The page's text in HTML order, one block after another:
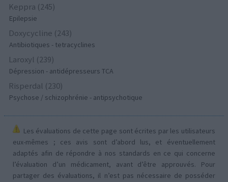
Keppra (245)
Epilepsie
Doxycycline (243)
Antibiotiques - tetracyclines
Laroxyl (239)
Dépression - antidépresseurs TCA
Risperdal (230)
Psychose / schizophrénie - antipsychotique
Les évaluations de cette page sont écrites par les utilisateurs
eux-mêmes ; ces avis sont d’abord lus, et éventuellement
adaptés afin de répondre à nos standards en ce qui concerne
l’évaluation d’un médicament, avant d’être approuvés. Pour
partager des évaluations, il n’est pas nécessaire de posséder